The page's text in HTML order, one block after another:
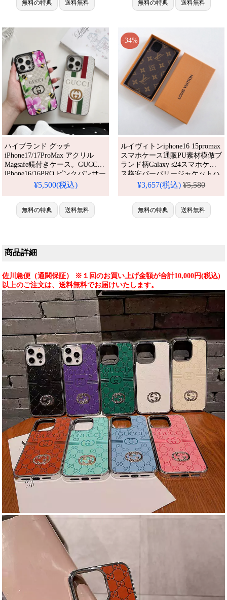
料。人気・芸能人愛用・かわい
い。耐衝撃・防水・多機能。格
iPhone16pro/15promaxケース対
応。
無料の特典 送料無料
母プリント ハイブランド 送料
無料。芸能人も愛用する人気ア
ル、しかも格安。流行りの
無料の特典 送料無料
ハイブランド グッチ
iPhone17/17ProMax アクリル
Magsafe鏡付きケース。GUCCI
iPhone16/16PRO ピンクパンサー
花柄可愛いブランド。
ース。かわいい・安い・人気。
耐衝撃・防水・多機能iPhoneケ
ース。おしゃれ。
¥5,500(税込)
無料の特典 送料無料
-34%
ルイヴィトンiphone16 15promax
スマホケース通販PU素材模倣ブ
ランド柄Galaxy s24スマホケー
ス格安バーバリージャケットハ
ードブランドロゴ標準柄GUCCI
オシャレOL必見
¥3,657(税込)¥5,580
無料の特典 送料無料
商品詳細
佐川急便（通関保証） ※１回のお買い上げ金額が合計10,000円(税込)
以上のご注文は、送料無料でお届けいたします。